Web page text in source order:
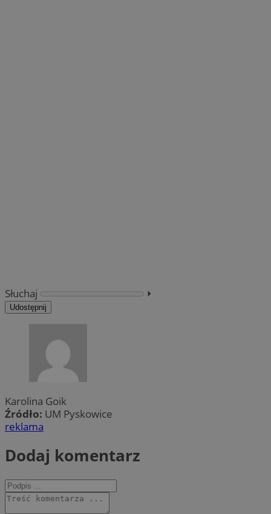
Słuchaj ⏵︎
Udostępnij
Karolina Goik
Źródło: UM Pyskowice
reklama
Dodaj komentarz